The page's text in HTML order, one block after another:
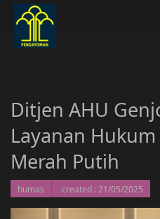
Beranda
Organisasi
Publikasi
FAQ
Pengaduan Masyarakat
Ditjen AHU
Layanan
Merah Putih
humas created : 21/05/2025